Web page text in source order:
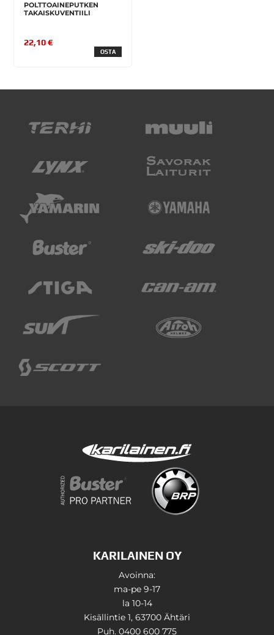
POLTTOAINEPUTKEN
TAKAISKUVENTIILI
22,10 €
OSTA
KARILAINEN OY
Avoinna:
ma-pe 9-17
la 10-14
Kisällintie 1, 63700 Ähtäri
Puh. 0400 600 775